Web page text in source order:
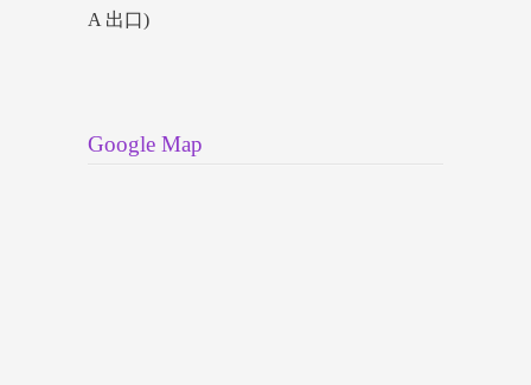
A 出口)
Google Map